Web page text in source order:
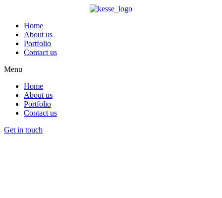
Home
About us
Portfolio
Contact us
Menu
Home
About us
Portfolio
Contact us
Get in touch